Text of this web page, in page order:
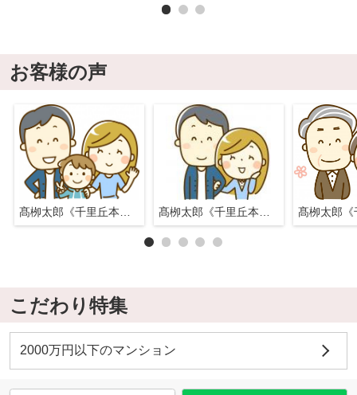
お客様の声
こだわり特集
2000万円以下のマンション